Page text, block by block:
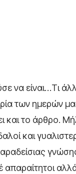
να είναι…Τι
των ημερών
το άρθρο.
και
απαραίτητοι